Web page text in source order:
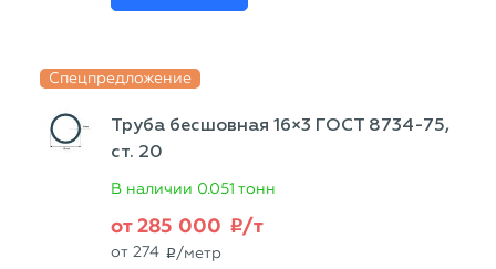
Спецпредложение
Труба бесшовная 16×3 ГОСТ 8734-75,
ст. 20
В наличии 0.051 тонн
от285 000 p/т
от 274 p /метр